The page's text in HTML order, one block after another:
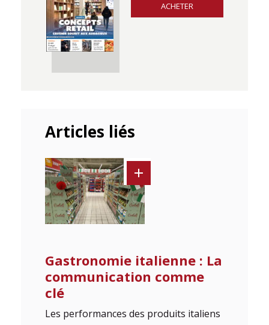
ACHETER
Articles liés
Gastronomie italienne : La
communication comme
clé
Les performances des produits italiens